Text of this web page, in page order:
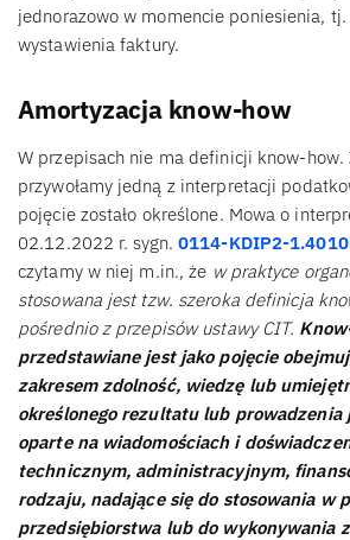
jednorazowo w momencie poniesienia,
wystawienia faktury.
Amortyzacja know-how
W przepisach nie ma definicji know-how.
przywołamy jedną z interpretacji
pojęcie zostało określone. Mowa o
02.12.2022 r. sygn. 0114-KDIP2-
czytamy w niej m.in., że w praktyce
stosowana jest tzw. szeroka definicja
pośrednio z przepisów ustawy CIT.
przedstawiane jest jako pojęcie
zakresem zdolność, wiedzę lub
określonego rezultatu lub prowadzenia
oparte na wiadomościach i
technicznym, administracyjnym,
rodzaju, nadające się do stosowania w
przedsiębiorstwa lub do wykonywania